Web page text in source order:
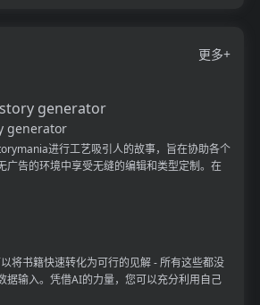
更多+
generator
进行工艺吸引人的故事，旨在协助各个
广告的环境中享受无缝的编辑和类型定制。在
将书籍快速转化为可行的见解 - 所有这些都没
据输入。凭借AI的力量，您可以充分利用自己